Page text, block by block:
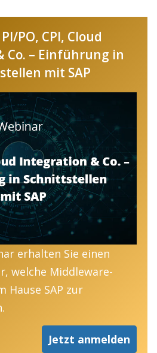
PO, CPI, Cloud
Co. – Einführung in
mit SAP
erhalten Sie einen
welche Middleware-
Hause SAP zur
Jetzt anmelden